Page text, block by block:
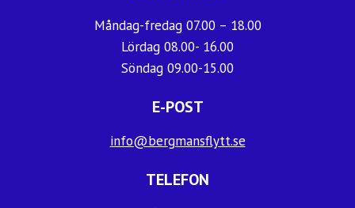
Måndag-fredag 07.00 – 18.00
Lördag 08.00- 16.00
Söndag 09.00-15.00
E-POST
info@bergmansflytt.se
TELEFON